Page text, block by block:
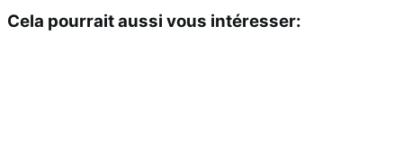
Cela pourrait aussi vous intéresser: